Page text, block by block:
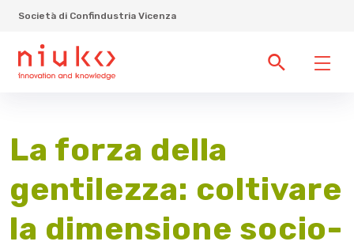
Società di Confindustria Vicenza
La forza della
gentilezza: coltivare
la dimensione socio-